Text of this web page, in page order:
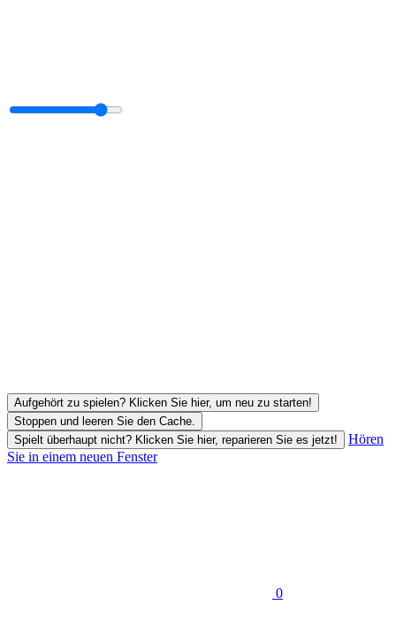
Aufgehört zu spielen? Klicken Sie hier, um neu zu starten!
Stoppen und leeren Sie den Cache.
Spielt überhaupt nicht? Klicken Sie hier, reparieren Sie es jetzt!
Hören
Sie in einem neuen Fenster
0